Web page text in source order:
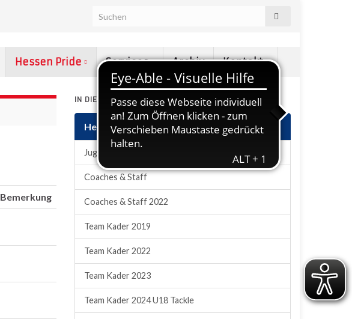
Hessen Pride Services Archiv Kontakt
Bemerkung
IN DIESEM ABSCHNITT
Hessen Pride
Jugendauswahl
Coaches & Staff
Coaches & Staff 2022
Team Kader 2019
Team Kader 2022
Team Kader 2023
Team Kader 2024 U18 Tackle